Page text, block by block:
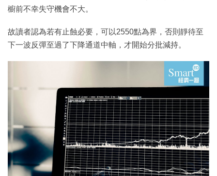
櫥前不幸失守機會不大。
故讀者認為若有止蝕必要，可以2550點為界，否則靜待至
下一波反彈至過了下降通道中軸，才開始分批減持。